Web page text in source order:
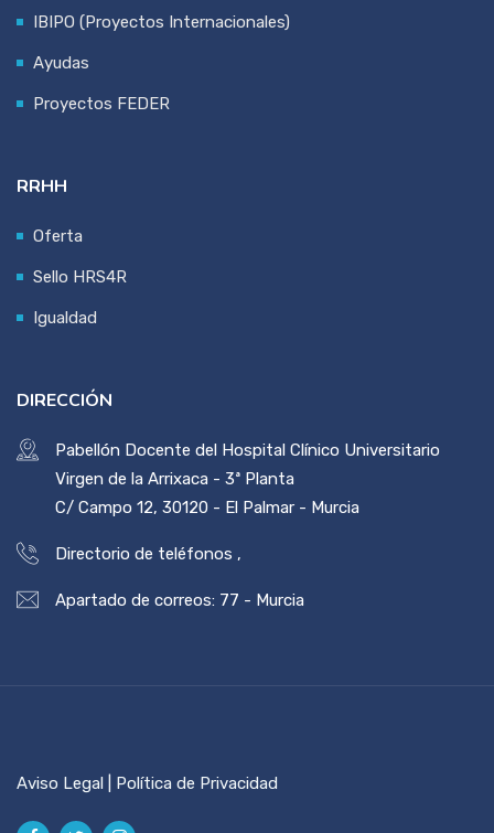
IBIPO (Proyectos Internacionales)
Ayudas
Proyectos FEDER
RRHH
Oferta
Sello HRS4R
Igualdad
DIRECCIÓN
Pabellón Docente del Hospital Clínico Universitario
Virgen de la Arrixaca - 3ª Planta
C/ Campo 12, 30120 - El Palmar - Murcia
Directorio de teléfonos ,
Apartado de correos: 77 - Murcia
Aviso Legal | Política de Privacidad